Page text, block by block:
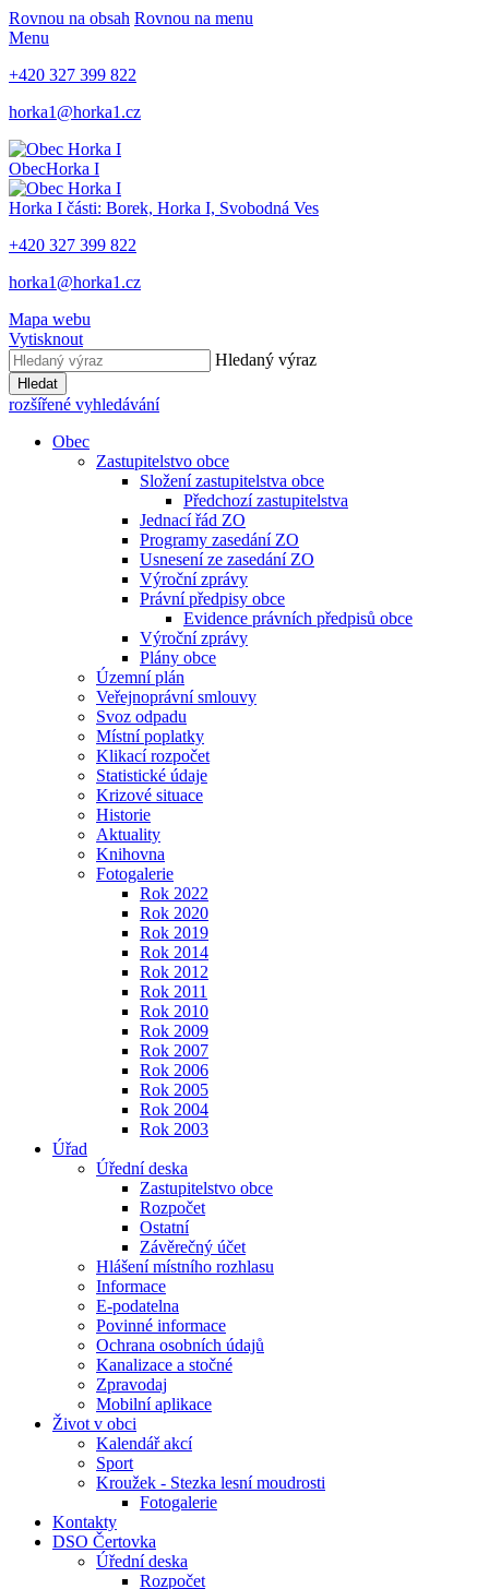
Rovnou na obsah Rovnou na menu
Menu
+420 327 399 822
horka1@horka1.cz
ObecHorka I
Horka I části: Borek, Horka I, Svobodná Ves
+420 327 399 822
horka1@horka1.cz
Mapa webu
Vytisknout
Hledaný výraz
Hledat
rozšířené vyhledávání
Obec
Zastupitelstvo obce
Složení zastupitelstva obce
Předchozí zastupitelstva
Jednací řád ZO
Programy zasedání ZO
Usnesení ze zasedání ZO
Výroční zprávy
Právní předpisy obce
Evidence právních předpisů obce
Výroční zprávy
Plány obce
Územní plán
Veřejnoprávní smlouvy
Svoz odpadu
Místní poplatky
Klikací rozpočet
Statistické údaje
Krizové situace
Historie
Aktuality
Knihovna
Fotogalerie
Rok 2022
Rok 2020
Rok 2019
Rok 2014
Rok 2012
Rok 2011
Rok 2010
Rok 2009
Rok 2007
Rok 2006
Rok 2005
Rok 2004
Rok 2003
Úřad
Úřední deska
Zastupitelstvo obce
Rozpočet
Ostatní
Závěrečný účet
Hlášení místního rozhlasu
Informace
E-podatelna
Povinné informace
Ochrana osobních údajů
Kanalizace a stočné
Zpravodaj
Mobilní aplikace
Život v obci
Kalendář akcí
Sport
Kroužek - Stezka lesní moudrosti
Fotogalerie
Kontakty
DSO Čertovka
Úřední deska
Rozpočet